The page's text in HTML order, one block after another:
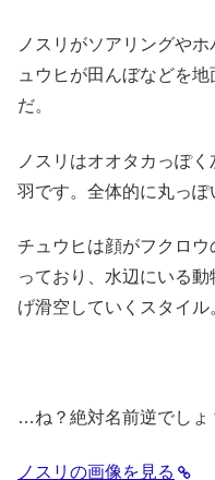
ノスリがソアリングや
ュウヒが田んぼなどを
だ。
ノスリはオオタカっぽ
羽です。全体的に丸っぽ
チュウヒは顔がフクロ
っており、水辺にいる
げ滑空していくスタイル
…ね？絶対名前逆でしょ
ノスリの画像を見る